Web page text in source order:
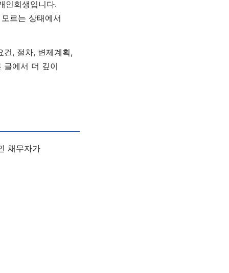
인회생입니다.
르는 상태에서
, 절차, 변제계획,
글에서 더 깊이
채무자가